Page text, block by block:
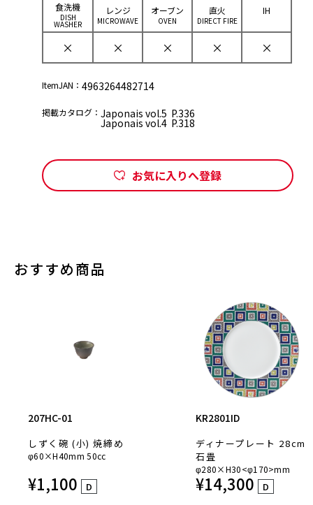
⾷洗機
DISH
WASHER
レンジ
MICROWAVE
オーブン
OVEN
直⽕
DIRECT FIRE
IH
× × × × ×
ItemJAN： 4963264482714
掲載カタログ： Japonais vol.5 P.336
Japonais vol.4 P.318
お気に入りへ登録
おすすめ商品
207HC-01
しずく碗 (小) 焼締め
φ60×H40mm 50cc
¥1,100 D
KR2801ID
ディナープレート 28cm
石畳
φ280×H30<φ170>mm
¥14,300 D